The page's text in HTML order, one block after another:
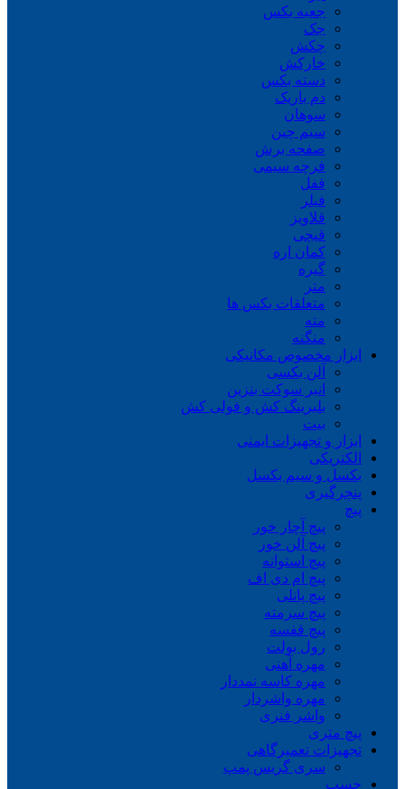
جعبه بکس
جک
چکش
خارکش
دسته بکس
دم باریک
سوهان
سیم چین
صفحه برش
فرچه سیمی
ففل
فیلر
قلاویز
قیچی
کمان اره
گیره
متر
متعلقات بکس ها
مته
منگنه
ابزار مخصوص مکانیکی
آلن بکسی
انبر سوکت بنزین
بلبرینگ کش و فولی کش
بیت
ابزار و تجهیزات ایمنی
الکتریکی
بکسل و سیم بکسل
پنچرگیری
پیچ
پیچ آچار خور
پیچ آلن خور
پیچ استوانه
پیچ ام دی اف
پیچ پانلی
پیچ سرمته
پیچ قفسه
رول بولت
مهره آهنی
مهره کاسه نمددار
مهره واشردار
واشر فنری
پیچ متری
تجهیزات تعمیرگاهی
سری گریس پمپ
چسب